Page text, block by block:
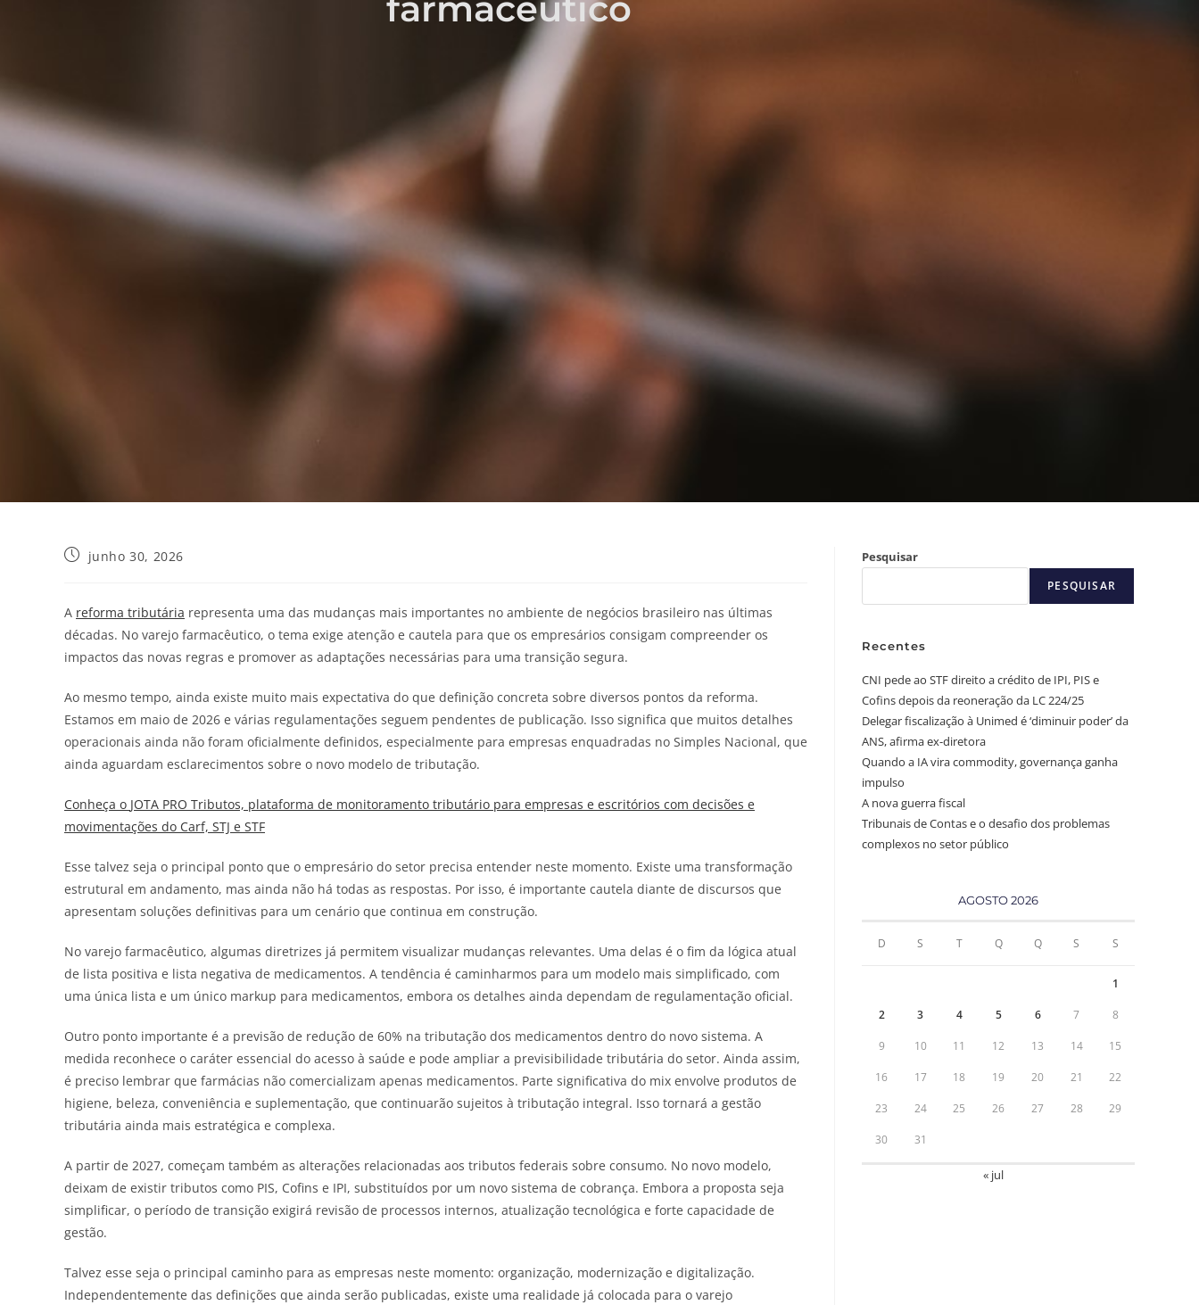
junho 30, 2026
A reforma tributária representa uma das mudanças mais importantes no ambiente de negócios brasileiro nas últimas
décadas. No varejo farmacêutico, o tema exige atenção e cautela para que os empresários consigam compreender os
impactos das novas regras e promover as adaptações necessárias para uma transição segura.
Ao mesmo tempo, ainda existe muito mais expectativa do que definição concreta sobre diversos pontos da reforma.
Estamos em maio de 2026 e várias regulamentações seguem pendentes de publicação. Isso significa que muitos detalhes
operacionais ainda não foram oficialmente definidos, especialmente para empresas enquadradas no Simples Nacional, que
ainda aguardam esclarecimentos sobre o novo modelo de tributação.
Conheça o JOTA PRO Tributos, plataforma de monitoramento tributário para empresas e escritórios com decisões e
movimentações do Carf, STJ e STF
Esse talvez seja o principal ponto que o empresário do setor precisa entender neste momento. Existe uma transformação
estrutural em andamento, mas ainda não há todas as respostas. Por isso, é importante cautela diante de discursos que
apresentam soluções definitivas para um cenário que continua em construção.
No varejo farmacêutico, algumas diretrizes já permitem visualizar mudanças relevantes. Uma delas é o fim da lógica atual
de lista positiva e lista negativa de medicamentos. A tendência é caminharmos para um modelo mais simplificado, com
uma única lista e um único markup para medicamentos, embora os detalhes ainda dependam de regulamentação oficial.
Outro ponto importante é a previsão de redução de 60% na tributação dos medicamentos dentro do novo sistema. A
medida reconhece o caráter essencial do acesso à saúde e pode ampliar a previsibilidade tributária do setor. Ainda assim,
é preciso lembrar que farmácias não comercializam apenas medicamentos. Parte significativa do mix envolve produtos de
higiene, beleza, conveniência e suplementação, que continuarão sujeitos à tributação integral. Isso tornará a gestão
tributária ainda mais estratégica e complexa.
A partir de 2027, começam também as alterações relacionadas aos tributos federais sobre consumo. No novo modelo,
deixam de existir tributos como PIS, Cofins e IPI, substituídos por um novo sistema de cobrança. Embora a proposta seja
simplificar, o período de transição exigirá revisão de processos internos, atualização tecnológica e forte capacidade de
gestão.
Talvez esse seja o principal caminho para as empresas neste momento: organização, modernização e digitalização.
Independentemente das definições que ainda serão publicadas, existe uma realidade já colocada para o varejo
Pesquisar
PESQUISAR
Recentes
CNI pede ao STF direito a crédito de IPI, PIS e
Cofins depois da reoneração da LC 224/25
Delegar fiscalização à Unimed é ‘diminuir poder’ da
ANS, afirma ex-diretora
Quando a IA vira commodity, governança ganha
impulso
A nova guerra fiscal
Tribunais de Contas e o desafio dos problemas
complexos no setor público
AGOSTO 2026
D S T Q Q S S
1
2 3 4 5 6 7 8
9 10 11 12 13 14 15
16 17 18 19 20 21 22
23 24 25 26 27 28 29
30 31
« jul